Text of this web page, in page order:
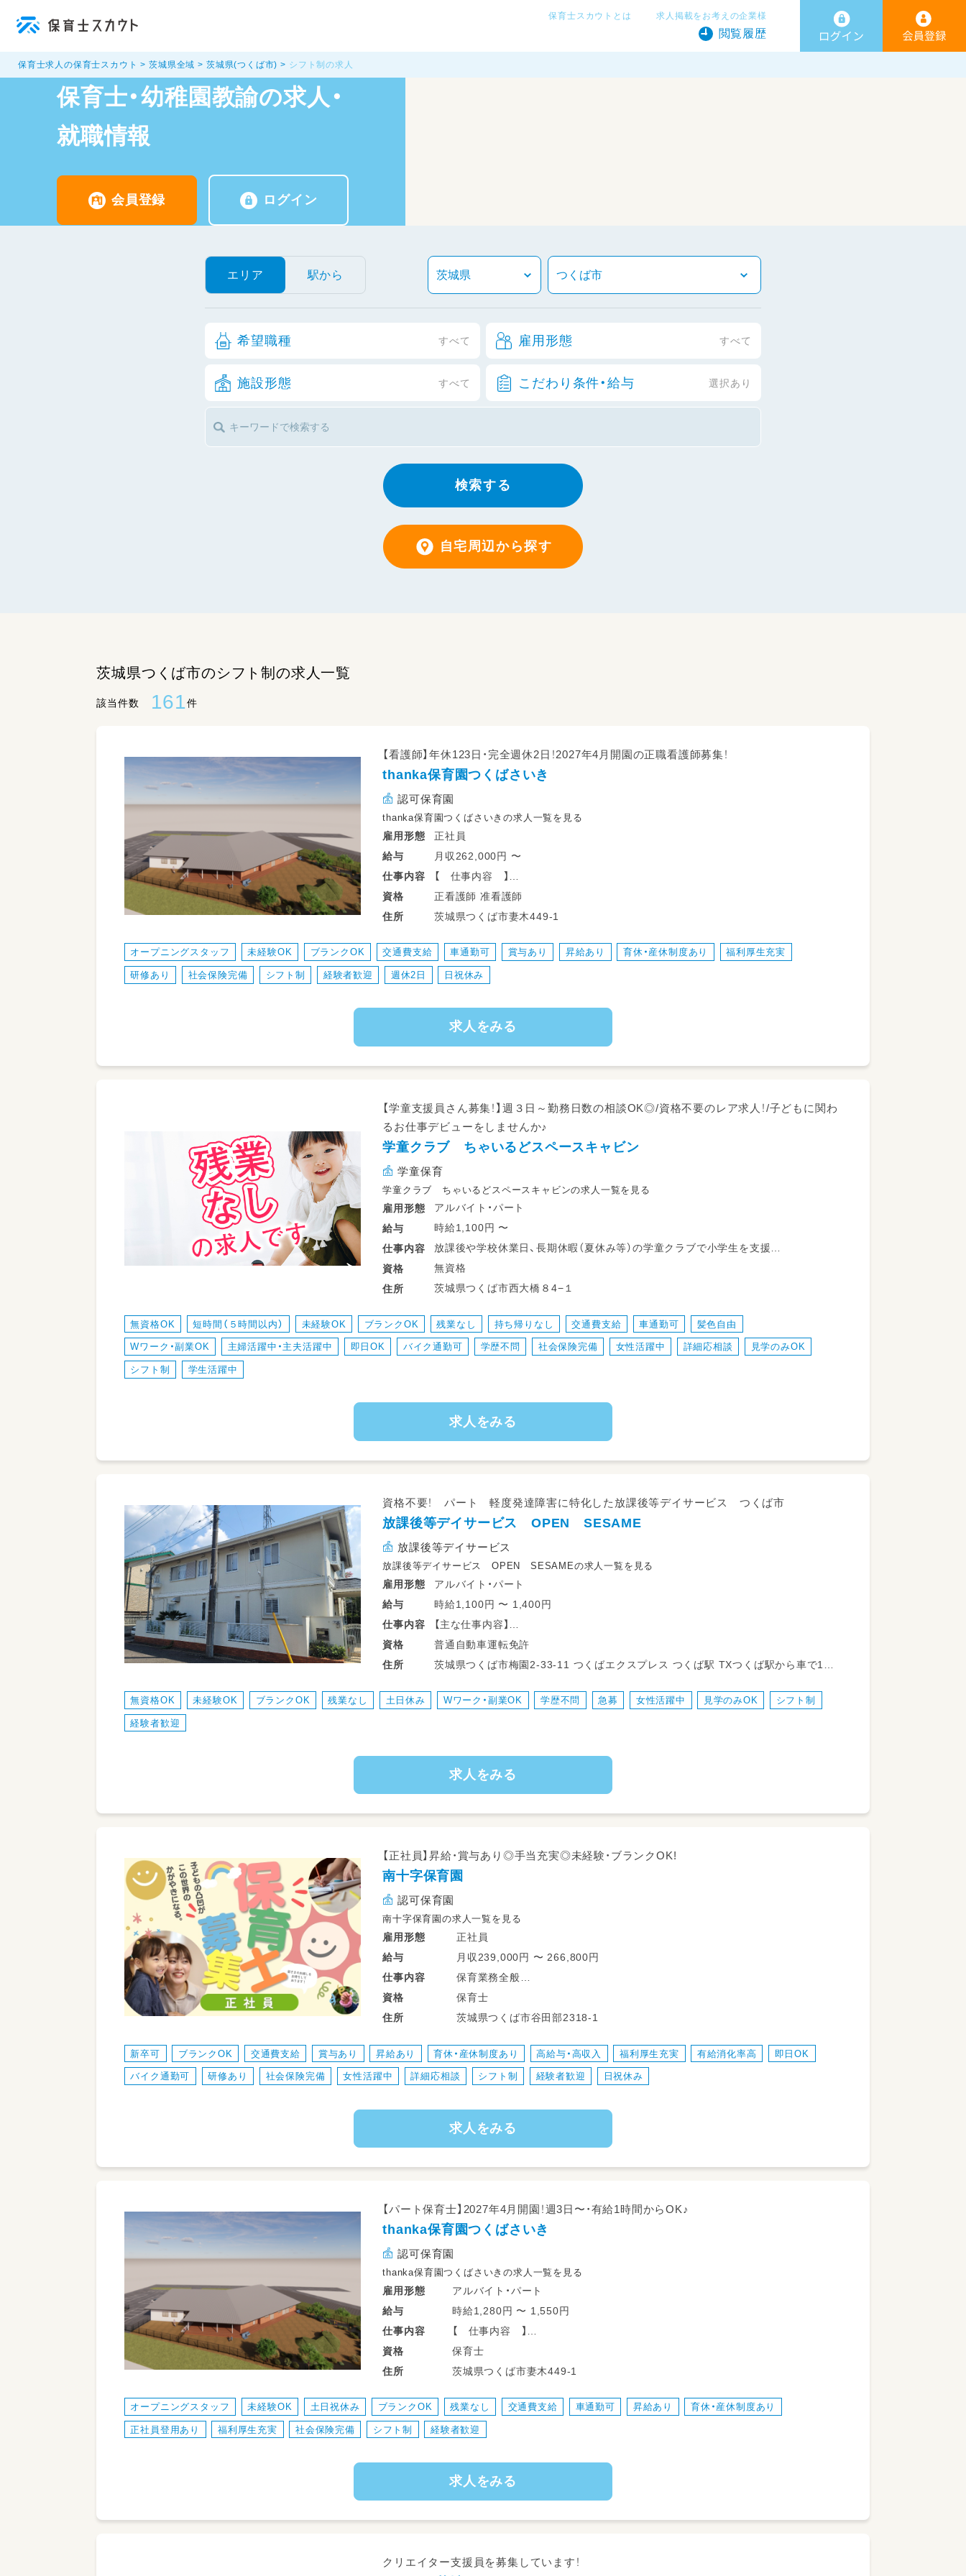
保育士スカウトとは 求人掲載をお考えの企業様
閲覧履歴
保育士求人の保育士スカウト 茨城県全域 茨城県(つくば市) シフト制の求人
保育士・幼稚園教諭の求人・
就職情報
会員登録 ログイン
エリア 駅から
希望職種 すべて 雇用形態 すべて
施設形態 すべて こだわり条件・給与 選択あり
検索する
自宅周辺から探す
茨城県つくば市のシフト制の求人一覧
該当件数 161件
【看護師】年休123日・完全週休2日！2027年4月開園の正職看護師募集！
thanka保育園つくばさいき
認可保育園
thanka保育園つくばさいきの求人一覧を見る
雇用形態
正社員
給与
月収262,000円 〜
仕事内容
【 仕事内容 】
・園児の健康管理（毎日の健康観察・体調確認）
・怪我や体調不良時の応急処置・対応
・感染症予防・衛生管理の実施、職員への助言
・園内の保健計画・保健だよりの作成
・身体測定、内科健診・歯科健診の準備／補助
・保育補助としてクラス運営のサポート
・職員への保健・衛生研修の実施
・園内環境の安全点検・事故予防への取り組み
・動きやすい服装
指定の服装やエプロン着用はございません。
【ライフステージ転換制度について】
年代・性別、様々な環境要因や個人・家庭の事情によって働き続けることが難しく感じ
る時期が誰にでもあります。
私たちは長く働ける環境づくりの一つとして、正規職員のライフステージに合った働
き方を選択できる雇用区分を整備しています。
①短時間正規職員
②限定正規職員（シフト・クラス等限定）
※法人で定めた特別な事情がある場合等、利用条件があります。給与等は規定に沿っ
て算出しています。
④非常勤職員
資格
正看護師 准看護師
住所
茨城県つくば市妻木449-1
オープニングスタッフ 未経験OK ブランクOK 交通費支給 車通勤可 賞与あり 昇給あり 育休・産休制度あり 福利厚生充実
研修あり 社会保険完備 シフト制 経験者歓迎 週休2日 日祝休み
求人をみる
【学童支援員さん募集！】週３日～勤務日数の相談OK◎/資格不要のレア求人！/子どもに関わ
るお仕事デビューをしませんか♪
学童クラブ ちゃいるどスペースキャビン
学童保育
学童クラブ ちゃいるどスペースキャビンの求人一覧を見る
雇用形態
アルバイト・パート
給与
時給1,100円 〜
仕事内容
放課後や学校休業日、長期休暇（夏休み等）の学童クラブで小学生を支援
→児童の受け入れ・遊びの見守り・おやつ準備・お迎え時の保護者対応・子どもたちの
自宅または塾へのお送り・クラブ内の清掃点検等
また、一緒にドッジボールやサッカー、鬼ごっこなど一緒に遊ぶ、宿題を見るなど…
調理実習、遠足などのイベントの同行もお願いします！
車種について：ノアやフリードのようなミニバン
資格
無資格
住所
茨城県つくば市西大橋８4−１
無資格OK 短時間（５時間以内） 未経験OK ブランクOK 残業なし 持ち帰りなし 交通費支給 車通勤可 髪色自由
Wワーク・副業OK 主婦活躍中・主夫活躍中 即日OK バイク通勤可 学歴不問 社会保険完備 女性活躍中 詳細応相談 見学のみOK
シフト制 学生活躍中
求人をみる
資格不要！ パート 軽度発達障害に特化した放課後等デイサービス つくば市
放課後等デイサービス OPEN SESAME
放課後等デイサービス
放課後等デイサービス OPEN SESAMEの求人一覧を見る
雇用形態
アルバイト・パート
給与
時給1,100円 〜 1,400円
仕事内容
【主な仕事内容】
●利用者への療育支援
●プログラムやイベントの企画・運営
●活動記録の作成
●保護者との連携・サポート
出勤後、スタッフで打ち合わせをし、注意事項、成功例、失敗例、課題などを共有し、み
んなでより良い時間を子どもたちに提供できるよう、話し合います。いいことも、そう
できるような打ち合わせをします。
資格
普通自動車運転免許
住所
茨城県つくば市梅園2-33-11 つくばエクスプレス つくば駅 TXつくば駅から車で11
東鉄道バス9分「並木大橋」下車徒歩9分
無資格OK 未経験OK ブランクOK 残業なし 土日休み Wワーク・副業OK 学歴不問 急募 女性活躍中 見学のみOK シフト制
経験者歓迎
求人をみる
【正社員】昇給・賞与あり◎手当充実◎未経験・ブランクOK!
南十字保育園
認可保育園
南十字保育園の求人一覧を見る
雇用形態
正社員
給与
月収239,000円 〜 266,800円
仕事内容
保育業務全般
＊0～5歳児クラスのいずれかを担当
＊園内の清掃
資格
保育士
住所
茨城県つくば市谷田部2318-1
新卒可 ブランクOK 交通費支給 賞与あり 昇給あり 育休・産休制度あり 高給与・高収入 福利厚生充実 有給消化率高 即日OK
バイク通勤可 研修あり 社会保険完備 女性活躍中 詳細応相談 シフト制 経験者歓迎 日祝休み
求人をみる
【パート保育士】2027年4月開園！週3日〜・有給1時間からOK♪
thanka保育園つくばさいき
認可保育園
thanka保育園つくばさいきの求人一覧を見る
雇用形態
アルバイト・パート
給与
時給1,280円 〜 1,550円
仕事内容
【 仕事内容 】
・子どもたちの日々の生活や遊びのサポート
・子どもの思いや気づきに寄り添った関わり
・室内外の環境整備や安全管理のサポート
・写真撮影や簡単な記録入力など、ICTを活用した業務補助
・その他
・動きやすい服装
指定の服装やエプロン着用はございません。
資格
保育士
住所
茨城県つくば市妻木449-1
オープニングスタッフ 未経験OK 土日祝休み ブランクOK 残業なし 交通費支給 車通勤可 昇給あり 育休・産休制度あり
正社員登用あり 福利厚生充実 社会保険完備 シフト制 経験者歓迎
求人をみる
クリエイター支援員を募集しています！